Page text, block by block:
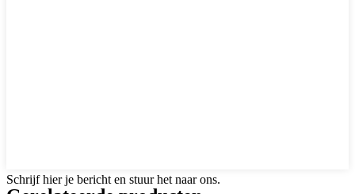
Schrijf hier je bericht en stuur het naar ons.